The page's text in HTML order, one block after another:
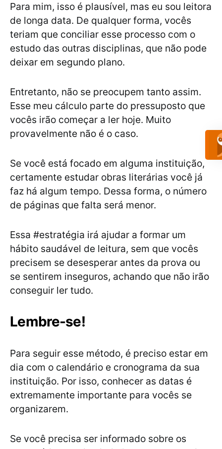
Para mim, isso é plausível, mas eu sou leitora
de longa data. De qualquer forma, vocês
teriam que conciliar esse processo com o
estudo das outras disciplinas, que não pode
deixar em segundo plano.
Entretanto, não se preocupem tanto assim.
Esse meu cálculo parte do pressuposto que
vocês irão começar a ler hoje. Muito
provavelmente não é o caso.
Se você está focado em alguma instituição,
certamente estudar obras literárias você já
faz há algum tempo. Dessa forma, o número
de páginas que falta será menor.
Essa #estratégia irá ajudar a formar um
hábito saudável de leitura, sem que vocês
precisem se desesperar antes da prova ou
se sentirem inseguros, achando que não irão
conseguir ler tudo.
Lembre-se!
Para seguir esse método, é preciso estar em
dia com o calendário e cronograma da sua
instituição. Por isso, conhecer as datas é
extremamente importante para vocês se
organizarem.
Se você precisa ser informado sobre os